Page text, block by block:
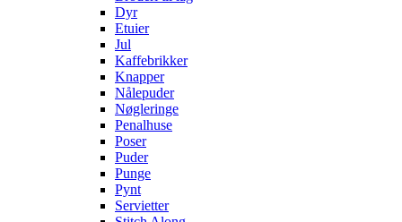
Dyr
Etuier
Jul
Kaffebrikker
Knapper
Nålepuder
Nøgleringe
Penalhuse
Poser
Puder
Punge
Pynt
Servietter